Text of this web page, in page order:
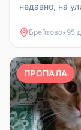
недавно, на
Брейтово• 95 д
ПРОПАЛА